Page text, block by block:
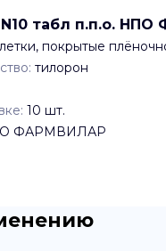
табл п.п.о.
покрытые
тилорон
10 шт.
ФАРМВИЛАР